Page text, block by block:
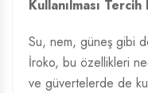
Kullanılması Tercih
Su, nem, güneş gibi
İroko, bu özellikleri
ve güvertelerde de